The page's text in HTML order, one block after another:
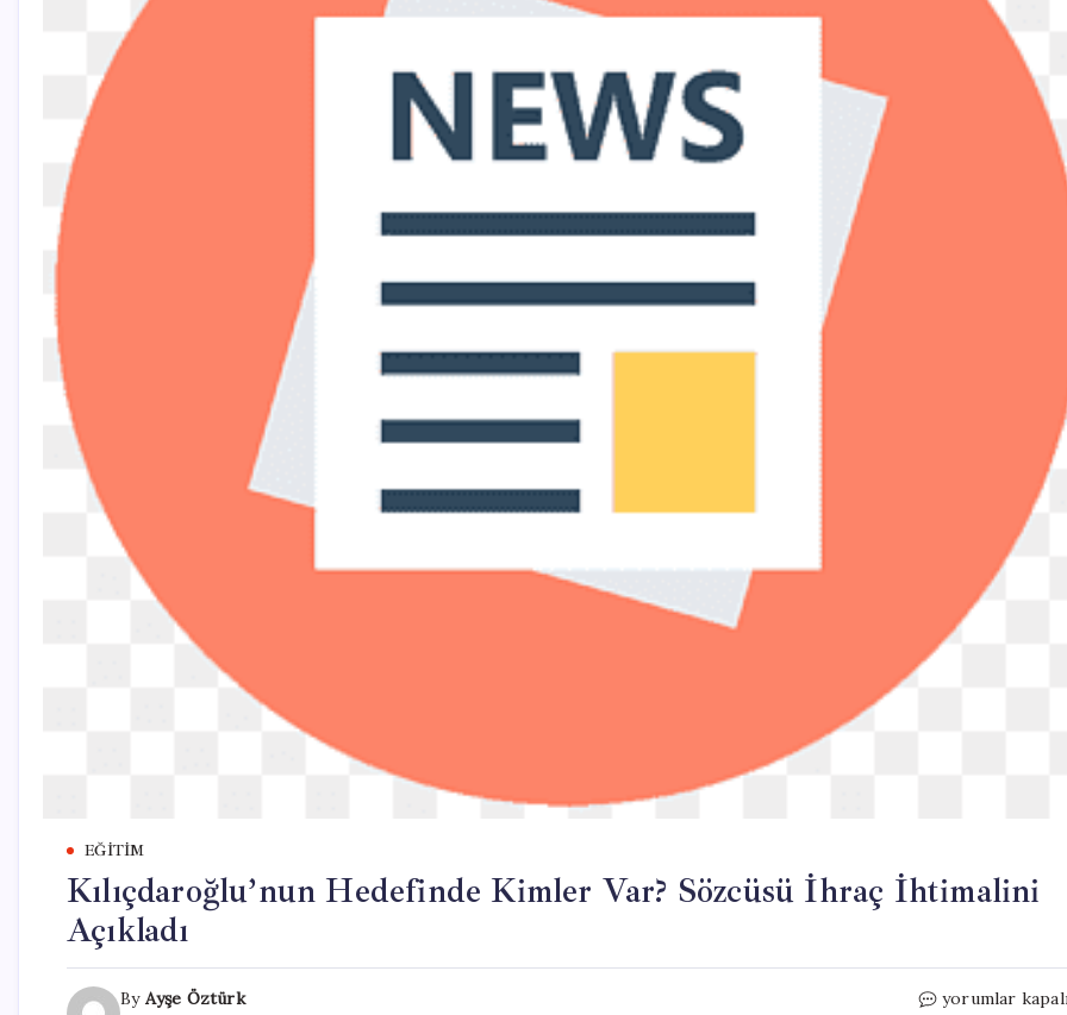
EĞITIM
Kılıçdaroğlu’nun Hedefinde Kimler Var? Sözcüsü İhraç İhtimalini
Açıkladı
By Ayşe Öztürk
yorumlar